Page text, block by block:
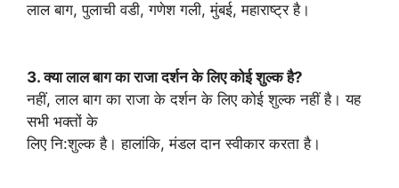
लाल बाग, पुलाची वडी, गणेश गली, मुंबई, महाराष्ट्र है।
3. क्या लाल बाग का राजा दर्शन के लिए कोई शुल्क है?
नहीं, लाल बाग का राजा के दर्शन के लिए कोई शुल्क नहीं है। यह
सभी भक्तों के
लिए नि:शुल्क है। हालांकि, मंडल दान स्वीकार करता है।